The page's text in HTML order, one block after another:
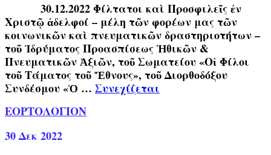
30.12.2022 Φίλτατοι καὶ Προσφιλεῖς ἐν
Χριστῷ ἀδελφοί – μέλη τῶν φορέων μας τῶν
κοινωνικῶν καὶ πνευματικῶν δραστηριοτήτων –
τοῦ Ἱδρύματος Προασπίσεως Ἠθικῶν &
Πνευματικῶν Ἀξιῶν, τοῦ Σωματείου «Οἱ Φίλοι
τοῦ Τάματος τοῦ Ἔθνους», τοῦ Διορθοδόξου
Συνδέσμου «Ὁ … Συνεχίζεται
ΕΟΡΤΟΛΟΓΙΟΝ
30Δεκ 2022